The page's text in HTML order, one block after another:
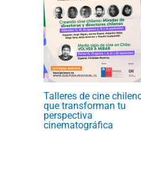
Talleres de cine
que transforman tu
perspectiva
cinematográfica